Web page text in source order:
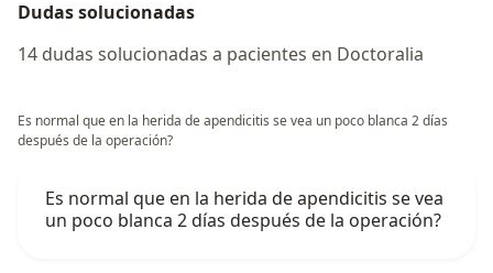
Dudas solucionadas
14 dudas solucionadas a pacientes en Doctoralia
Es normal que en la herida de apendicitis se vea un poco blanca 2 días
después de la operación?
Es normal que en la herida de apendicitis se vea
un poco blanca 2 días después de la operación?